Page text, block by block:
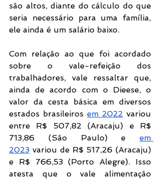
são altos, diante do cálculo do que
seria necessário para uma família,
ele ainda é um salário baixo.
Com relação ao que foi acordado
sobre o vale-refeição dos
trabalhadores, vale ressaltar que,
ainda de acordo com o Dieese, o
valor da cesta básica em diversos
estados brasileiros em 2022 variou
entre R$ 507,82 (Aracaju) e R$
713,86 (São Paulo) e em
2023 variou de R$ 517,26 (Aracaju)
e R$ 766,53 (Porto Alegre). Isso
atesta que o vale alimentação